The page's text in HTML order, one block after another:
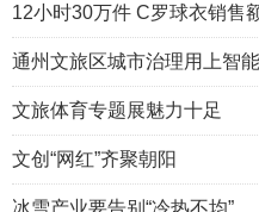
12小时30万件 C罗球衣销售
通州文旅区城市治理用上智
文旅体育专题展魅力十足
文创“网红”齐聚朝阳
冰雪产业要告别“冷热不均”